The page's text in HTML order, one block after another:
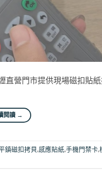
營門市提供現場磁扣貼
閱讀 →
鎮磁扣拷貝,感應貼紙,手機門禁卡,